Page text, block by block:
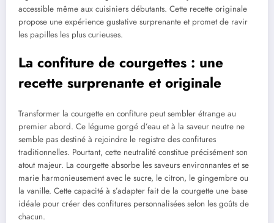
accessible même aux cuisiniers débutants. Cette recette originale
propose une expérience gustative surprenante et promet de ravir
les papilles les plus curieuses.
La confiture de courgettes : une
recette surprenante et originale
Transformer la courgette en confiture peut sembler étrange au
premier abord. Ce légume gorgé d’eau et à la saveur neutre ne
semble pas destiné à rejoindre le registre des confitures
traditionnelles. Pourtant, cette neutralité constitue précisément son
atout majeur. La courgette absorbe les saveurs environnantes et se
marie harmonieusement avec le sucre, le citron, le gingembre ou
la vanille. Cette capacité à s’adapter fait de la courgette une base
idéale pour créer des confitures personnalisées selon les goûts de
chacun.